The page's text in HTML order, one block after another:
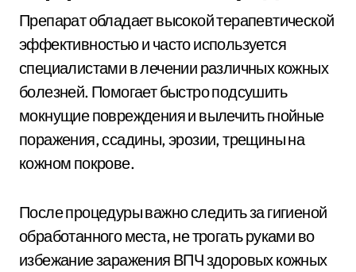
Препарат обладает высокой терапевтической
эффективностью и часто используется
специалистами в лечении различных кожных
болезней. Помогает быстро подсушить
мокнущие повреждения и вылечить гнойные
поражения, ссадины, эрозии, трещины на
кожном покрове.
После процедуры важно следить за гигиеной
обработанного места, не трогать руками во
избежание заражения ВПЧ здоровых кожных